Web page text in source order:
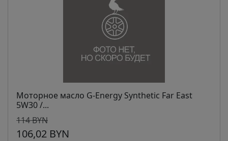
Моторное масло G-Energy Synthetic Far East
5W30 /...
114 BYN
106,02 BYN